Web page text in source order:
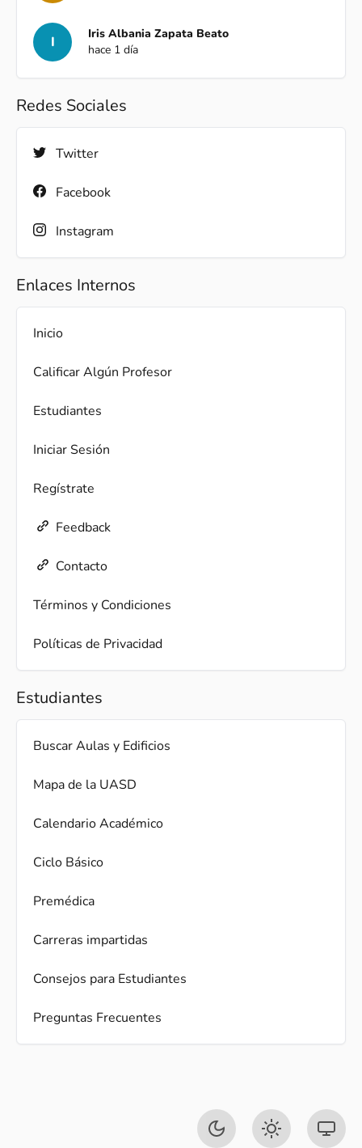
I
Iris Albania Zapata Beato
hace 1 día
Redes Sociales
Twitter
Facebook
Instagram
Enlaces Internos
Inicio
Calificar Algún Profesor
Estudiantes
Iniciar Sesión
Regístrate
Feedback
Contacto
Términos y Condiciones
Políticas de Privacidad
Estudiantes
Buscar Aulas y Edificios
Mapa de la UASD
Calendario Académico
Ciclo Básico
Premédica
Carreras impartidas
Consejos para Estudiantes
Preguntas Frecuentes